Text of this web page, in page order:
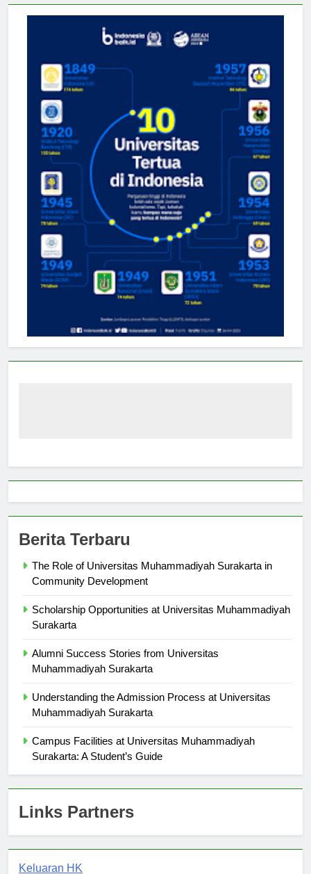
The Role of Universitas Muhammadiyah Surakarta in
Scholarship Opportunities at Universitas Muhammadiyah
Alumni Success Stories from Universitas
Understanding the Admission Process at Universitas
Campus Facilities at Universitas Muhammadiyah